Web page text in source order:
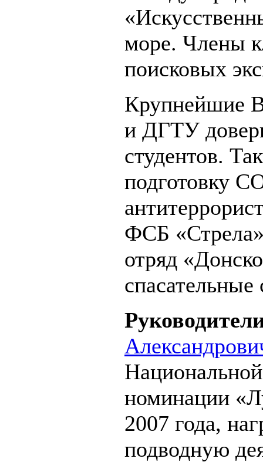
море. Члены
поисковых
Крупнейшие
и ДГТУ
студентов.
подготовку
ФСБ
отряд
номинации
2007 года,
подводную